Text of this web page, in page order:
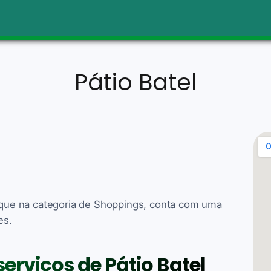
Pátio Batel
na categoria de Shoppings, conta com uma
de Pátio Batel